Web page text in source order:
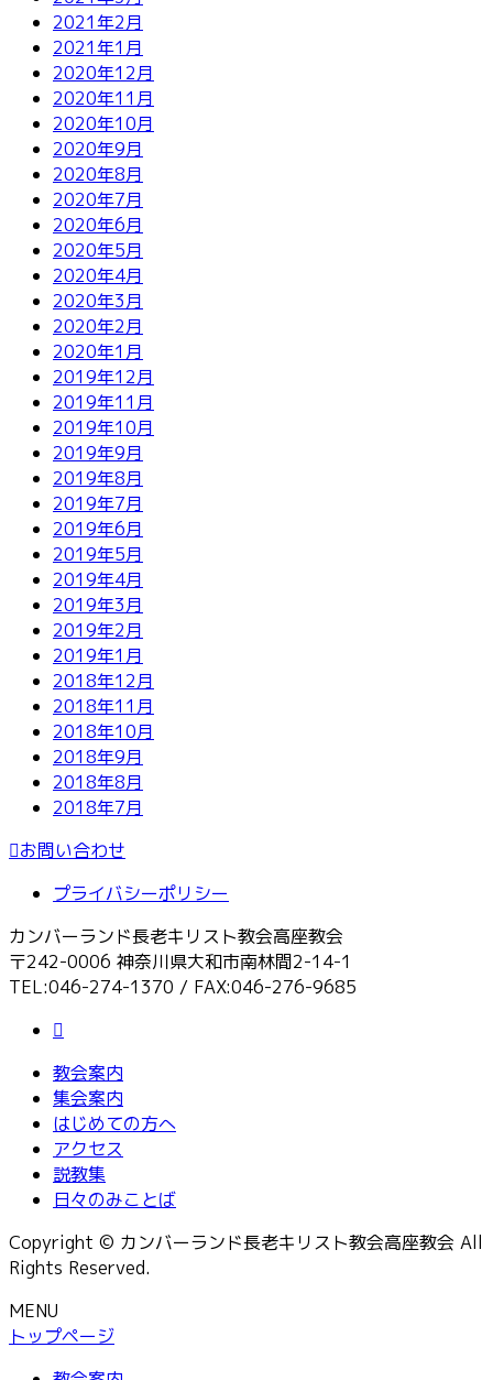
2021年2月
2021年1月
2020年12月
2020年11月
2020年10月
2020年9月
2020年8月
2020年7月
2020年6月
2020年5月
2020年4月
2020年3月
2020年2月
2020年1月
2019年12月
2019年11月
2019年10月
2019年9月
2019年8月
2019年7月
2019年6月
2019年5月
2019年4月
2019年3月
2019年2月
2019年1月
2018年12月
2018年11月
2018年10月
2018年9月
2018年8月
2018年7月
お問い合わせ
プライバシーポリシー
カンバーランド長老キリスト教会高座教会
〒242-0006 神奈川県大和市南林間2-14-1
TEL:046-274-1370 / FAX:046-276-9685
教会案内
集会案内
はじめての方へ
アクセス
説教集
日々のみことば
Copyright © カンバーランド長老キリスト教会高座教会 All
Rights Reserved.
MENU
トップページ